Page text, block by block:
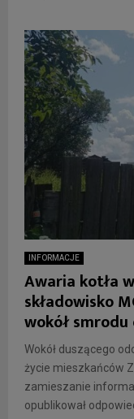
INFORMACJE
Awaria kotła
składowisko
wokół
Wokół duszącego
życie mieszkańców
zamieszanie
opublikował